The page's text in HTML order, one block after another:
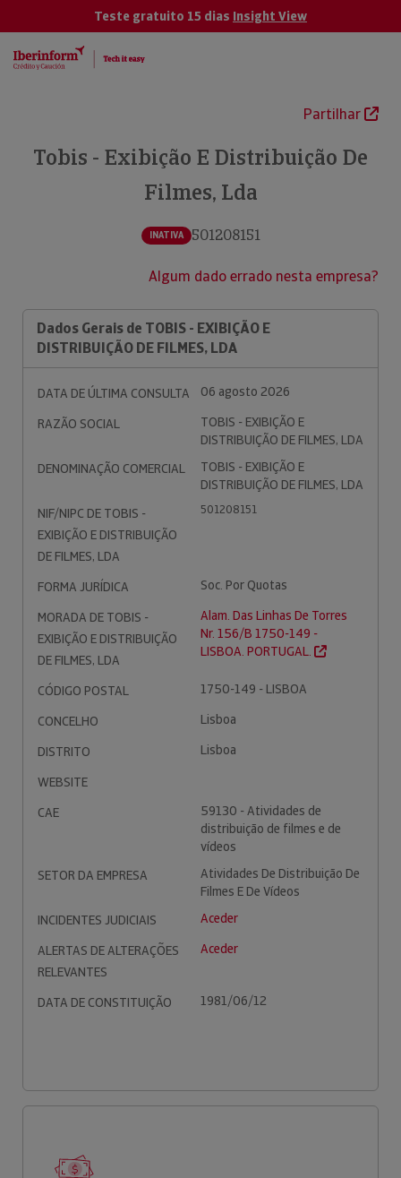
Teste gratuito 15 dias Insight View
Partilhar
Tobis - Exibição E Distribuição De
Filmes, Lda
INATIVA 501208151
Algum dado errado nesta empresa?
Dados Gerais de TOBIS - EXIBIÇÃO E
DISTRIBUIÇÃO DE FILMES, LDA
DATA DE ÚLTIMA CONSULTA
06 agosto 2026
RAZÃO SOCIAL
TOBIS - EXIBIÇÃO E
DISTRIBUIÇÃO DE FILMES, LDA
DENOMINAÇÃO COMERCIAL
TOBIS - EXIBIÇÃO E
DISTRIBUIÇÃO DE FILMES, LDA
NIF/NIPC DE TOBIS -
EXIBIÇÃO E DISTRIBUIÇÃO
DE FILMES, LDA
501208151
FORMA JURÍDICA
Soc. Por Quotas
MORADA DE TOBIS -
EXIBIÇÃO E DISTRIBUIÇÃO
DE FILMES, LDA
Alam. Das Linhas De Torres
Nr. 156/B 1750-149 -
LISBOA. PORTUGAL.
CÓDIGO POSTAL
1750-149 - LISBOA
CONCELHO
Lisboa
DISTRITO
Lisboa
WEBSITE
CAE
59130 - Atividades de
distribuição de filmes e de
vídeos
SETOR DA EMPRESA
Atividades De Distribuição De
Filmes E De Vídeos
INCIDENTES JUDICIAIS
Aceder
ALERTAS DE ALTERAÇÕES
RELEVANTES
Aceder
DATA DE CONSTITUIÇÃO 1981/06/12